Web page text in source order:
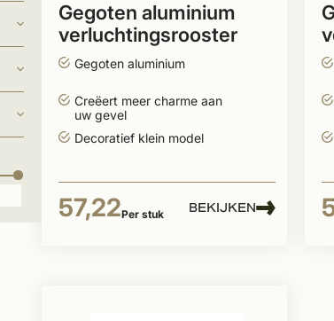
Gegoten aluminium
verluchtingsrooster
160mm
Gegoten aluminium
Creëert meer charme aan
uw gevel
Decoratief klein model
57,22Per stuk BEKIJKEN